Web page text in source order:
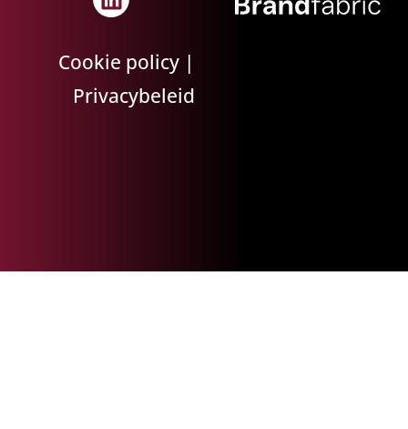
Cookie policy |
Privacybeleid